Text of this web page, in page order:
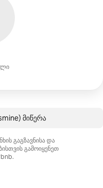
მიწერა
გაგზავნისა და
გამოიყენეთ